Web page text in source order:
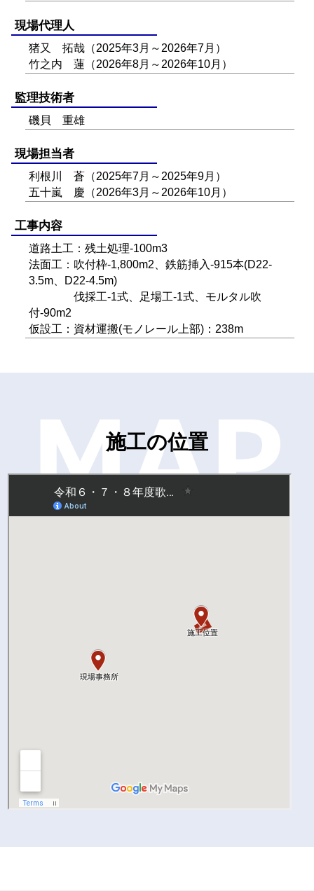
現場代理人
猪又 拓哉（2025年3月～2026年7月）
竹之内 蓮（2026年8月～2026年10月）
監理技術者
磯貝 重雄
現場担当者
利根川 蒼（2025年7月～2025年9月）
五十嵐 慶（2026年3月～2026年10月）
工事内容
道路土工：残土処理-100m3
法面工：吹付枠-1,800m2、鉄筋挿入-915本(D22-
3.5m、D22-4.5m)
伐採工-1式、足場工-1式、モルタル吹
付-90m2
仮設工：資材運搬(モノレール上部)：238m
施工の位置